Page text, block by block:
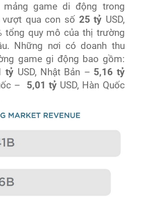
mảng game di động trong
qua con số 25 tỷ USD,
tổng quy mô của thị trường
Những nơi có doanh thu
game gi động bao gồm:
tỷ USD, Nhật Bản – 5,16 tỷ
– 5,01 tỷUSD, Hàn Quốc